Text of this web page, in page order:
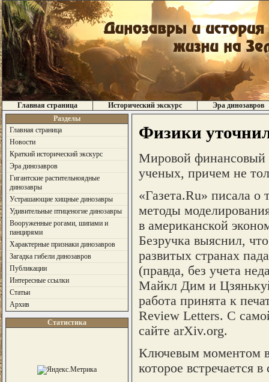
Главная страница Исторический экскурс
Эра динозавров
Разделы
Главная страница
Новости
Краткий исторический экскурс
Эра динозавров
Гигантские растительноядные
динозавры
Устрашающие хищные динозавры
Удивительные птиценогие динозавры
Вооруженные рогами, шипами и
панцирями
Характерные признаки динозавров
Загадка гибели динозавров
Публикации
Интересные ссылки
Статьи
Архив
Статистика
Физики
Мировой финансовый
ученых, причем не
«Газета.Ru» писала
методы
в американской
Безручка выяснил,
развитых странах
(правда, без учета
Майкл Дим и
работа принята к
Review Letters. С
сайте arXiv.org.
Ключевым моментом в
которое встречается